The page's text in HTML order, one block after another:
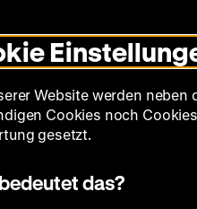
Modus
umschalten
Website werden neben
Cookies noch
gesetzt.
das?